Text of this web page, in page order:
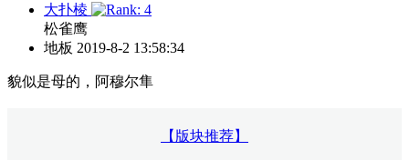
大扑棱
松雀鹰
地板 2019-8-2 13:58:34
貌似是母的，阿穆尔隼
【版块推荐】